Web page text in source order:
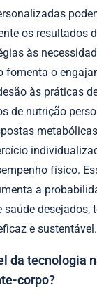
os resultados
às
fomenta o
às práticas
de nutrição
físico.
a
saúde desejados,
e sustentável.
da tecnologia
corpo?